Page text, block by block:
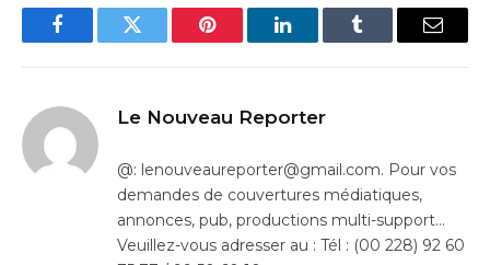
FacebookTwitter Pinterest LinkedInTumblr Email
Le Nouveau Reporter
@: lenouveaureporter@gmail.com. Pour vos
demandes de couvertures médiatiques,
annonces, pub, productions multi-support…
Veuillez-vous adresser au : Tél : (00 228) 92 60